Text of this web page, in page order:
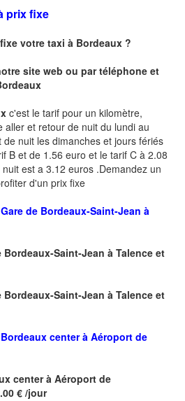
prix fixe
votre taxi à Bordeaux ?
site web ou par téléphone et
c'est le tarif pour un kilomètre,
aller et retour de nuit du lundi au
nuit les dimanches et jours fériés
B et de 1.56 euro et le tarif C à 2.08
est a 3.12 euros .Demandez un
d'un prix fixe
Gare de Bordeaux-Saint-Jean à
Bordeaux-Saint-Jean à Talence et
Bordeaux-Saint-Jean à Talence et
center à Aéroport de
center à Aéroport de
€ /jour